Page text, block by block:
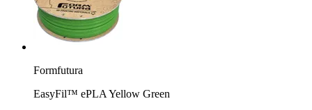
Formfutura
EasyFil™ ePLA Yellow Green